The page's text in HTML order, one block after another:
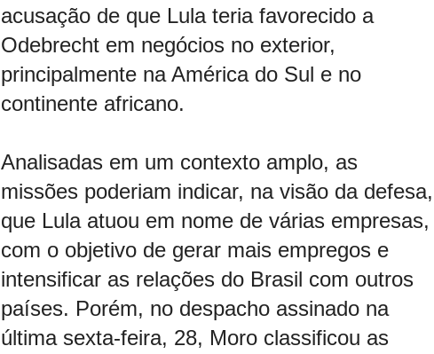
acusação de que Lula teria favorecido a
Odebrecht em negócios no exterior,
principalmente na América do Sul e no
continente africano.
Analisadas em um contexto amplo, as
missões poderiam indicar, na visão da defesa,
que Lula atuou em nome de várias empresas,
com o objetivo de gerar mais empregos e
intensificar as relações do Brasil com outros
países. Porém, no despacho assinado na
última sexta-feira, 28, Moro classificou as